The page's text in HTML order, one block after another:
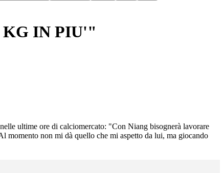
KG IN PIU'"
ultime ore di calciomercato: "Con Niang bisognerà lavorare
momento non mi dà quello che mi aspetto da lui, ma giocando